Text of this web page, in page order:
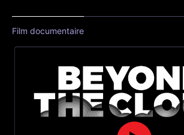
Film documentaire